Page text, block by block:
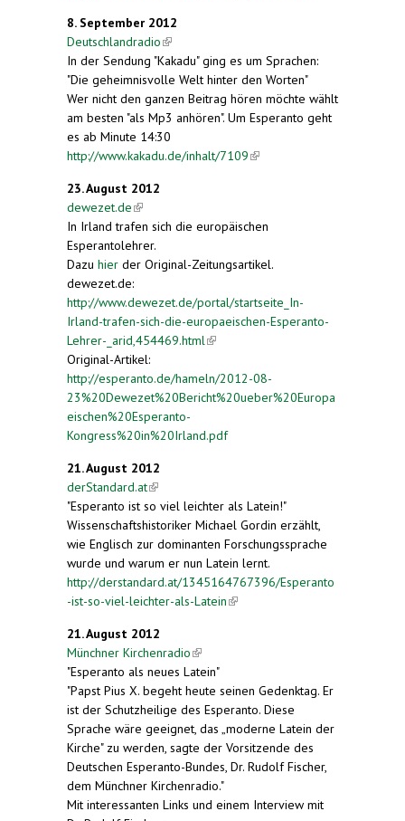
8. September 2012
Deutschlandradio(link is external)
In der Sendung "Kakadu" ging es um Sprachen:
"Die geheimnisvolle Welt hinter den Worten"
Wer nicht den ganzen Beitrag hören möchte wählt
am besten "als Mp3 anhören". Um Esperanto geht
es ab Minute 14:30
http://www.kakadu.de/inhalt/7109(link is external)
23. August 2012
dewezet.de(link is external)
In Irland trafen sich die europäischen
Esperantolehrer.
Dazu hier der Original-Zeitungsartikel.
dewezet.de:
http://www.dewezet.de/portal/startseite_In-
Irland-trafen-sich-die-europaeischen-Esperanto-
Lehrer-_arid,454469.html (link is external)
Original-Artikel:
http://esperanto.de/hameln/2012-08-
23%20Dewezet%20Bericht%20ueber%20Europa
eischen%20Esperanto-
Kongress%20in%20Irland.pdf
21. August 2012
derStandard.at(link is external)
"Esperanto ist so viel leichter als Latein!"
Wissenschaftshistoriker Michael Gordin erzählt,
wie Englisch zur dominanten Forschungssprache
wurde und warum er nun Latein lernt.
http://derstandard.at/1345164767396/Esperanto
-ist-so-viel-leichter-als-Latein(link is external)
21. August 2012
Münchner Kirchenradio(link is external)
"Esperanto als neues Latein"
"Papst Pius X. begeht heute seinen Gedenktag. Er
ist der Schutzheilige des Esperanto. Diese
Sprache wäre geeignet, das „moderne Latein der
Kirche" zu werden, sagte der Vorsitzende des
Deutschen Esperanto-Bundes, Dr. Rudolf Fischer,
dem Münchner Kirchenradio."
Mit interessanten Links und einem Interview mit